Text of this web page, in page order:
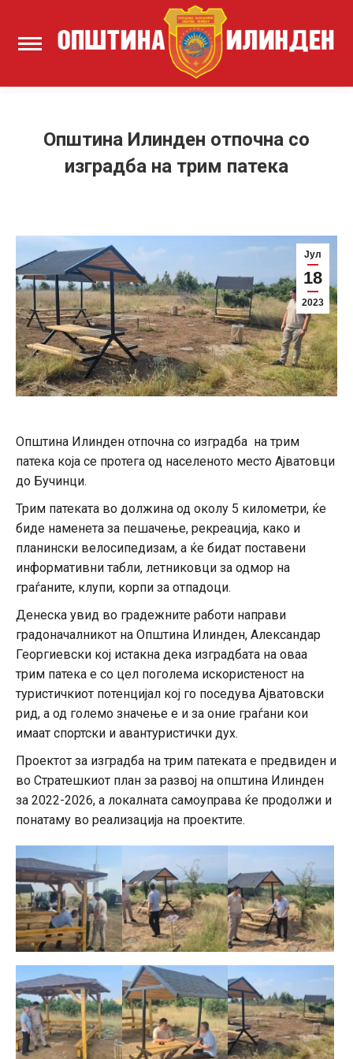
Oпштина Илинден отпочна со
изградба на трим патека
Јул
18
2023
Општина Илинден отпочна со изградба на трим
патека која се протега од населеното место Ајватовци
до Бучинци.
Трим патеката во должина од околу 5 километри, ќе
биде наменета за пешачење, рекреација, како и
планински велосипедизам, а ќе бидат поставени
информативни табли, летниковци за одмор на
граѓаните, клупи, корпи за отпадоци.
Денеска увид во градежните работи направи
градоначалникот на Општина Илинден, Александар
Георгиевски кој истакна дека изградбата на оваа
трим патека е со цел поголема искористеност на
туристичкиот потенцијал кој го поседува Ајватовски
рид, а од големо значење е и за оние граѓани кои
имаат спортски и авантуристички дух.
Проектот за изградба на трим патеката е предвиден и
во Стратешкиот план за развој на општина Илинден
за 2022-2026, а локалната самоуправа ќе продолжи и
понатаму во реализација на проектите.